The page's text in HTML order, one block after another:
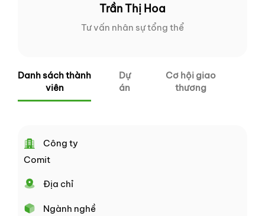
Trần Thị Hoa
Tư vấn nhân sự tổng thể
Danh sách thành
viên
Dự
án
Cơ hội giao
thương
Công ty
Comit
Địa chỉ
Ngành nghề